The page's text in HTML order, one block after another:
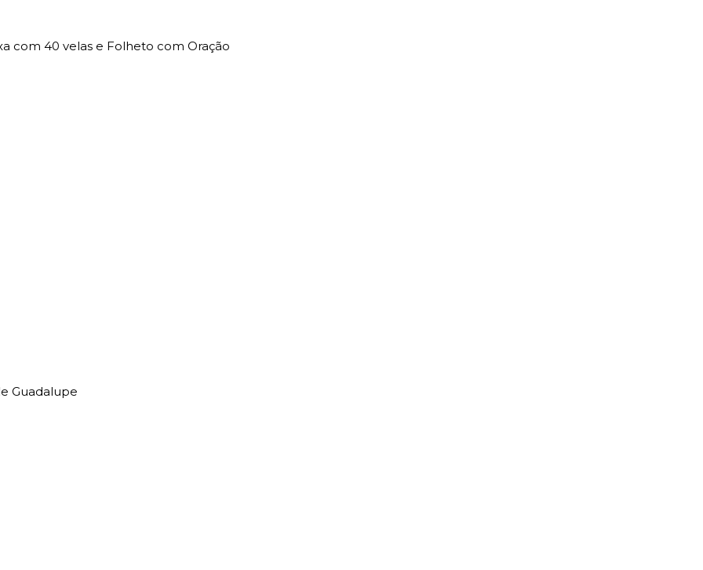
com 40 velas e Folheto com Oração
Guadalupe